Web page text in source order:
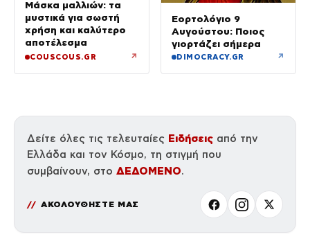
Μάσκα μαλλιών: τα
μυστικά για σωστή
χρήση και καλύτερο
αποτέλεσμα
COUSCOUS.GR ↗
Εορτολόγιο 9
Αυγούστου: Ποιος
γιορτάζει σήμερα
DIMOCRACY.GR ↗
Δείτε όλες τις τελευταίες Ειδήσεις από την
Ελλάδα και τον Κόσμο, τη στιγμή που
συμβαίνουν, στο ΔΕΔΟΜΕΝΟ.
ΑΚΟΛΟΥΘΗΣΤΕ ΜΑΣ